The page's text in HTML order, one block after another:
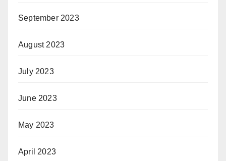
September 2023
August 2023
July 2023
June 2023
May 2023
April 2023